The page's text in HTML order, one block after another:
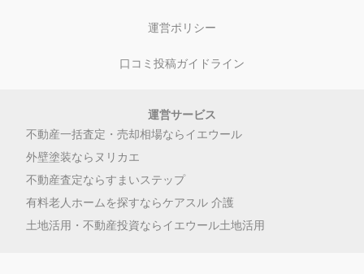
運営ポリシー
口コミ投稿ガイドライン
運営サービス
不動産一括査定・売却相場ならイエウール
外壁塗装ならヌリカエ
不動産査定ならすまいステップ
有料老人ホームを探すならケアスル 介護
土地活用・不動産投資ならイエウール土地活用